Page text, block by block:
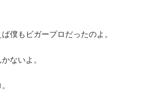
僕もビガープロだったのよ。
ないよ。